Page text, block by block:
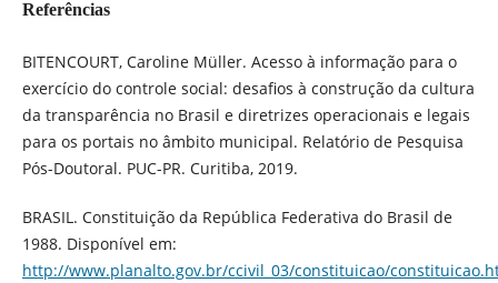
Referências
BITENCOURT, Caroline Müller. Acesso à informação para o
exercício do controle social: desafios à construção da cultura
da transparência no Brasil e diretrizes operacionais e legais
para os portais no âmbito municipal. Relatório de Pesquisa
Pós-Doutoral. PUC-PR. Curitiba, 2019.
BRASIL. Constituição da República Federativa do Brasil de
1988. Disponível em:
http://www.planalto.gov.br/ccivil_03/constituicao/